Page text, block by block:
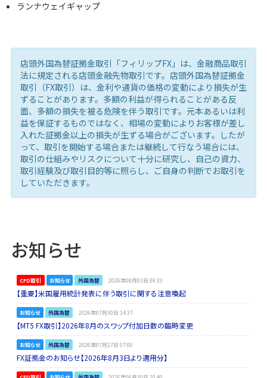
ランナウェイギャップ
店頭外国為替証拠金取引「フィリップFX」は、金融商品取引
法に規定される店頭金融先物取引です。店頭外国為替証拠金
取引（FX取引）は、金利や通貨の価格の変動により損失が生
ずることがあります。多額の利益が得られることがある反
面、多額の損失を被る危険を伴う取引です。元本あるいは利
益を保証するものではなく、相場の変動によりお客様が差し
入れた証拠金以上の損失が生ずる場合がございます。したが
って、取引を開始する場合または継続して行なう場合には、
取引の仕組みやリスクについて十分に研究し、自己の資力、
取引経験及び取引目的等に照らし、ご自身の判断でお取引を
していただきます。
お知らせ
CFD取引 お知らせ 外国為替 2026年08月03日 09:33
【重要】米国雇用統計発表に伴う取引に関する注意喚起
お知らせ 外国為替 2026年07月30日 14:37
【MT5 FX取引】2026年8月のスワップ付加日数の臨時変更
お知らせ 外国為替 2026年07月27日 07:00
FX証拠金のお知らせ【2026年8月3日より適用分】